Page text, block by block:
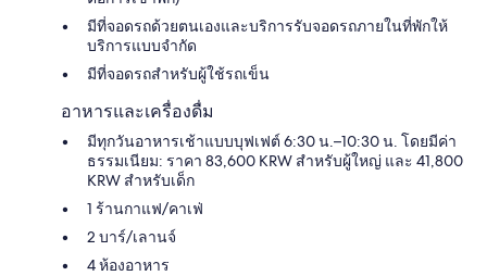
มีที่จอดรถด้วยตนเองและบริการรับจอดรถภายในที่พักให้
บริการแบบจำกัด
มีที่จอดรถสำหรับผู้ใช้รถเข็น
อาหารและเครื่องดื่ม
มีทุกวันอาหารเช้าแบบบุฟเฟต์ 6:30 น.–10:30 น. โดยมีค่า
ธรรมเนียม: ราคา 83,600 KRW สำหรับผู้ใหญ่ และ 41,800
KRW สำหรับเด็ก
1 ร้านกาแฟ/คาเฟ่
2 บาร์/เลานจ์
4 ห้องอาหาร